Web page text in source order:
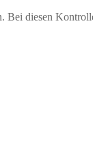
diesen